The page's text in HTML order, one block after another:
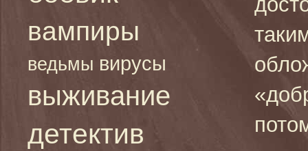
вампиры
ведьмы вирусы
выживание
детектив